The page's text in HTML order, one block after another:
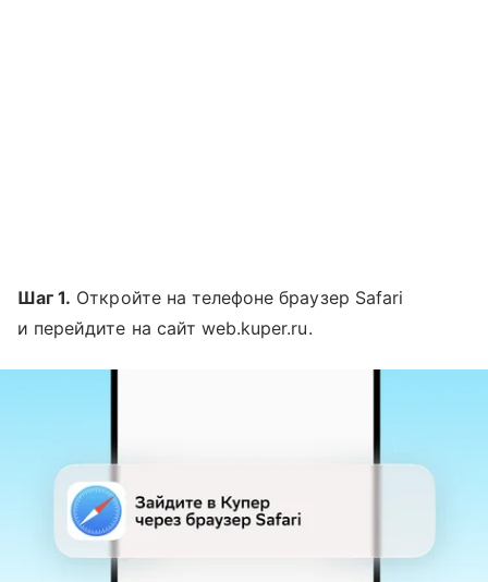
Шаг 1. Откройте на телефоне браузер Safari
и перейдите на сайт web.kuper.ru.